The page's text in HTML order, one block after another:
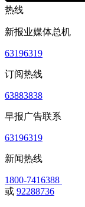
热线
新报业媒体总机
63196319
订阅热线
63883838
早报广告联系
63196319
新闻热线
1800-7416388
或 92288736